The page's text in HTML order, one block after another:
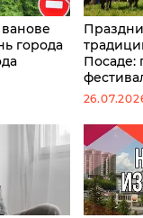
города
Посаде: